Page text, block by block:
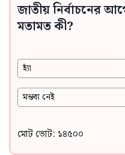
জাতীয় নির্বাচনের
মতামত কী?
হ্যাঁ
মন্তব্য নেই
মোট ভোট: ১৪৫০০